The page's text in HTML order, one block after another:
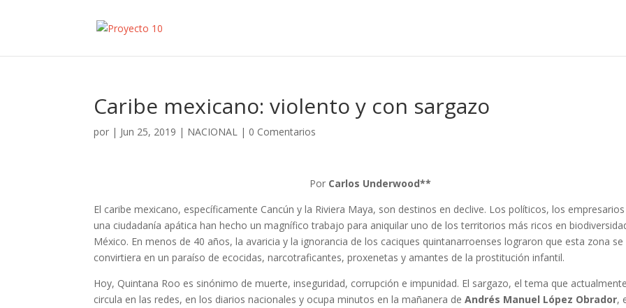
Caribe mexicano: violento y con sargazo
por | Jun 25, 2019 | NACIONAL | 0 Comentarios
Por Carlos Underwood**
El caribe mexicano, específicamente Cancún y la Riviera Maya, son destinos en declive. Los políticos, los
una ciudadanía apática han hecho un magnífico trabajo para aniquilar uno de los territorios más ricos en
México. En menos de 40 años, la avaricia y la ignorancia de los caciques quintanarroenses lograron que esta zona se
convirtiera en un paraíso de ecocidas, narcotraficantes, proxenetas y amantes de la prostitución infantil.
Hoy, Quintana Roo es sinónimo de muerte, inseguridad, corrupción e impunidad. El sargazo, el tema que actualmente
circula en las redes, en los diarios nacionales y ocupa minutos en la mañanera deAndrés Manuel López Obrador,